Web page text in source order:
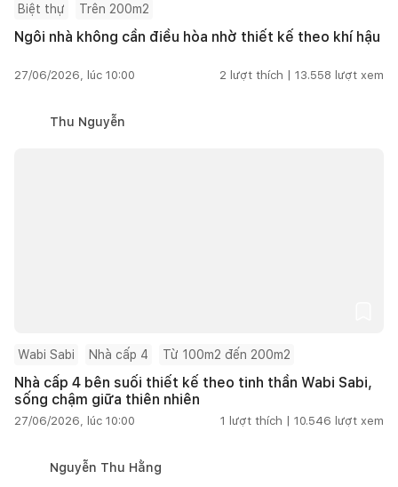
Biệt thự Trên 200m2
Ngôi nhà không cần điều hòa nhờ thiết kế theo khí hậu
27/06/2026, lúc 10:00 2 lượt thích | 13.558 lượt xem
Thu Nguyễn
Wabi Sabi Nhà cấp 4 Từ 100m2 đến 200m2
Nhà cấp 4 bên suối thiết kế theo tinh thần Wabi Sabi,
sống chậm giữa thiên nhiên
27/06/2026, lúc 10:00 1 lượt thích | 10.546 lượt xem
Nguyễn Thu Hằng